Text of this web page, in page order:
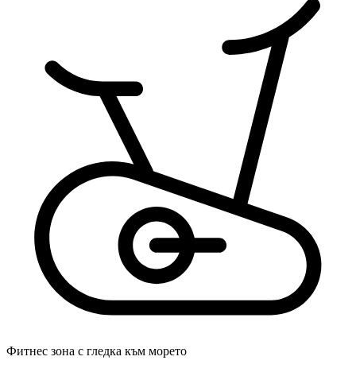
Фитнес зона с гледка към морето